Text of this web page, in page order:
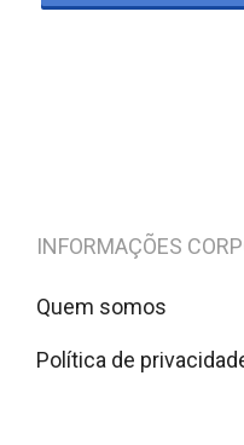
INFORMAÇÕES
Quem somos
Política de